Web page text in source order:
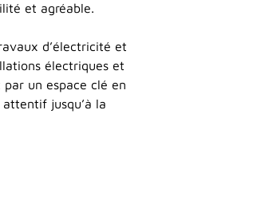
et agréable.
d’électricité et
électriques et
un espace clé en
jusqu’à la